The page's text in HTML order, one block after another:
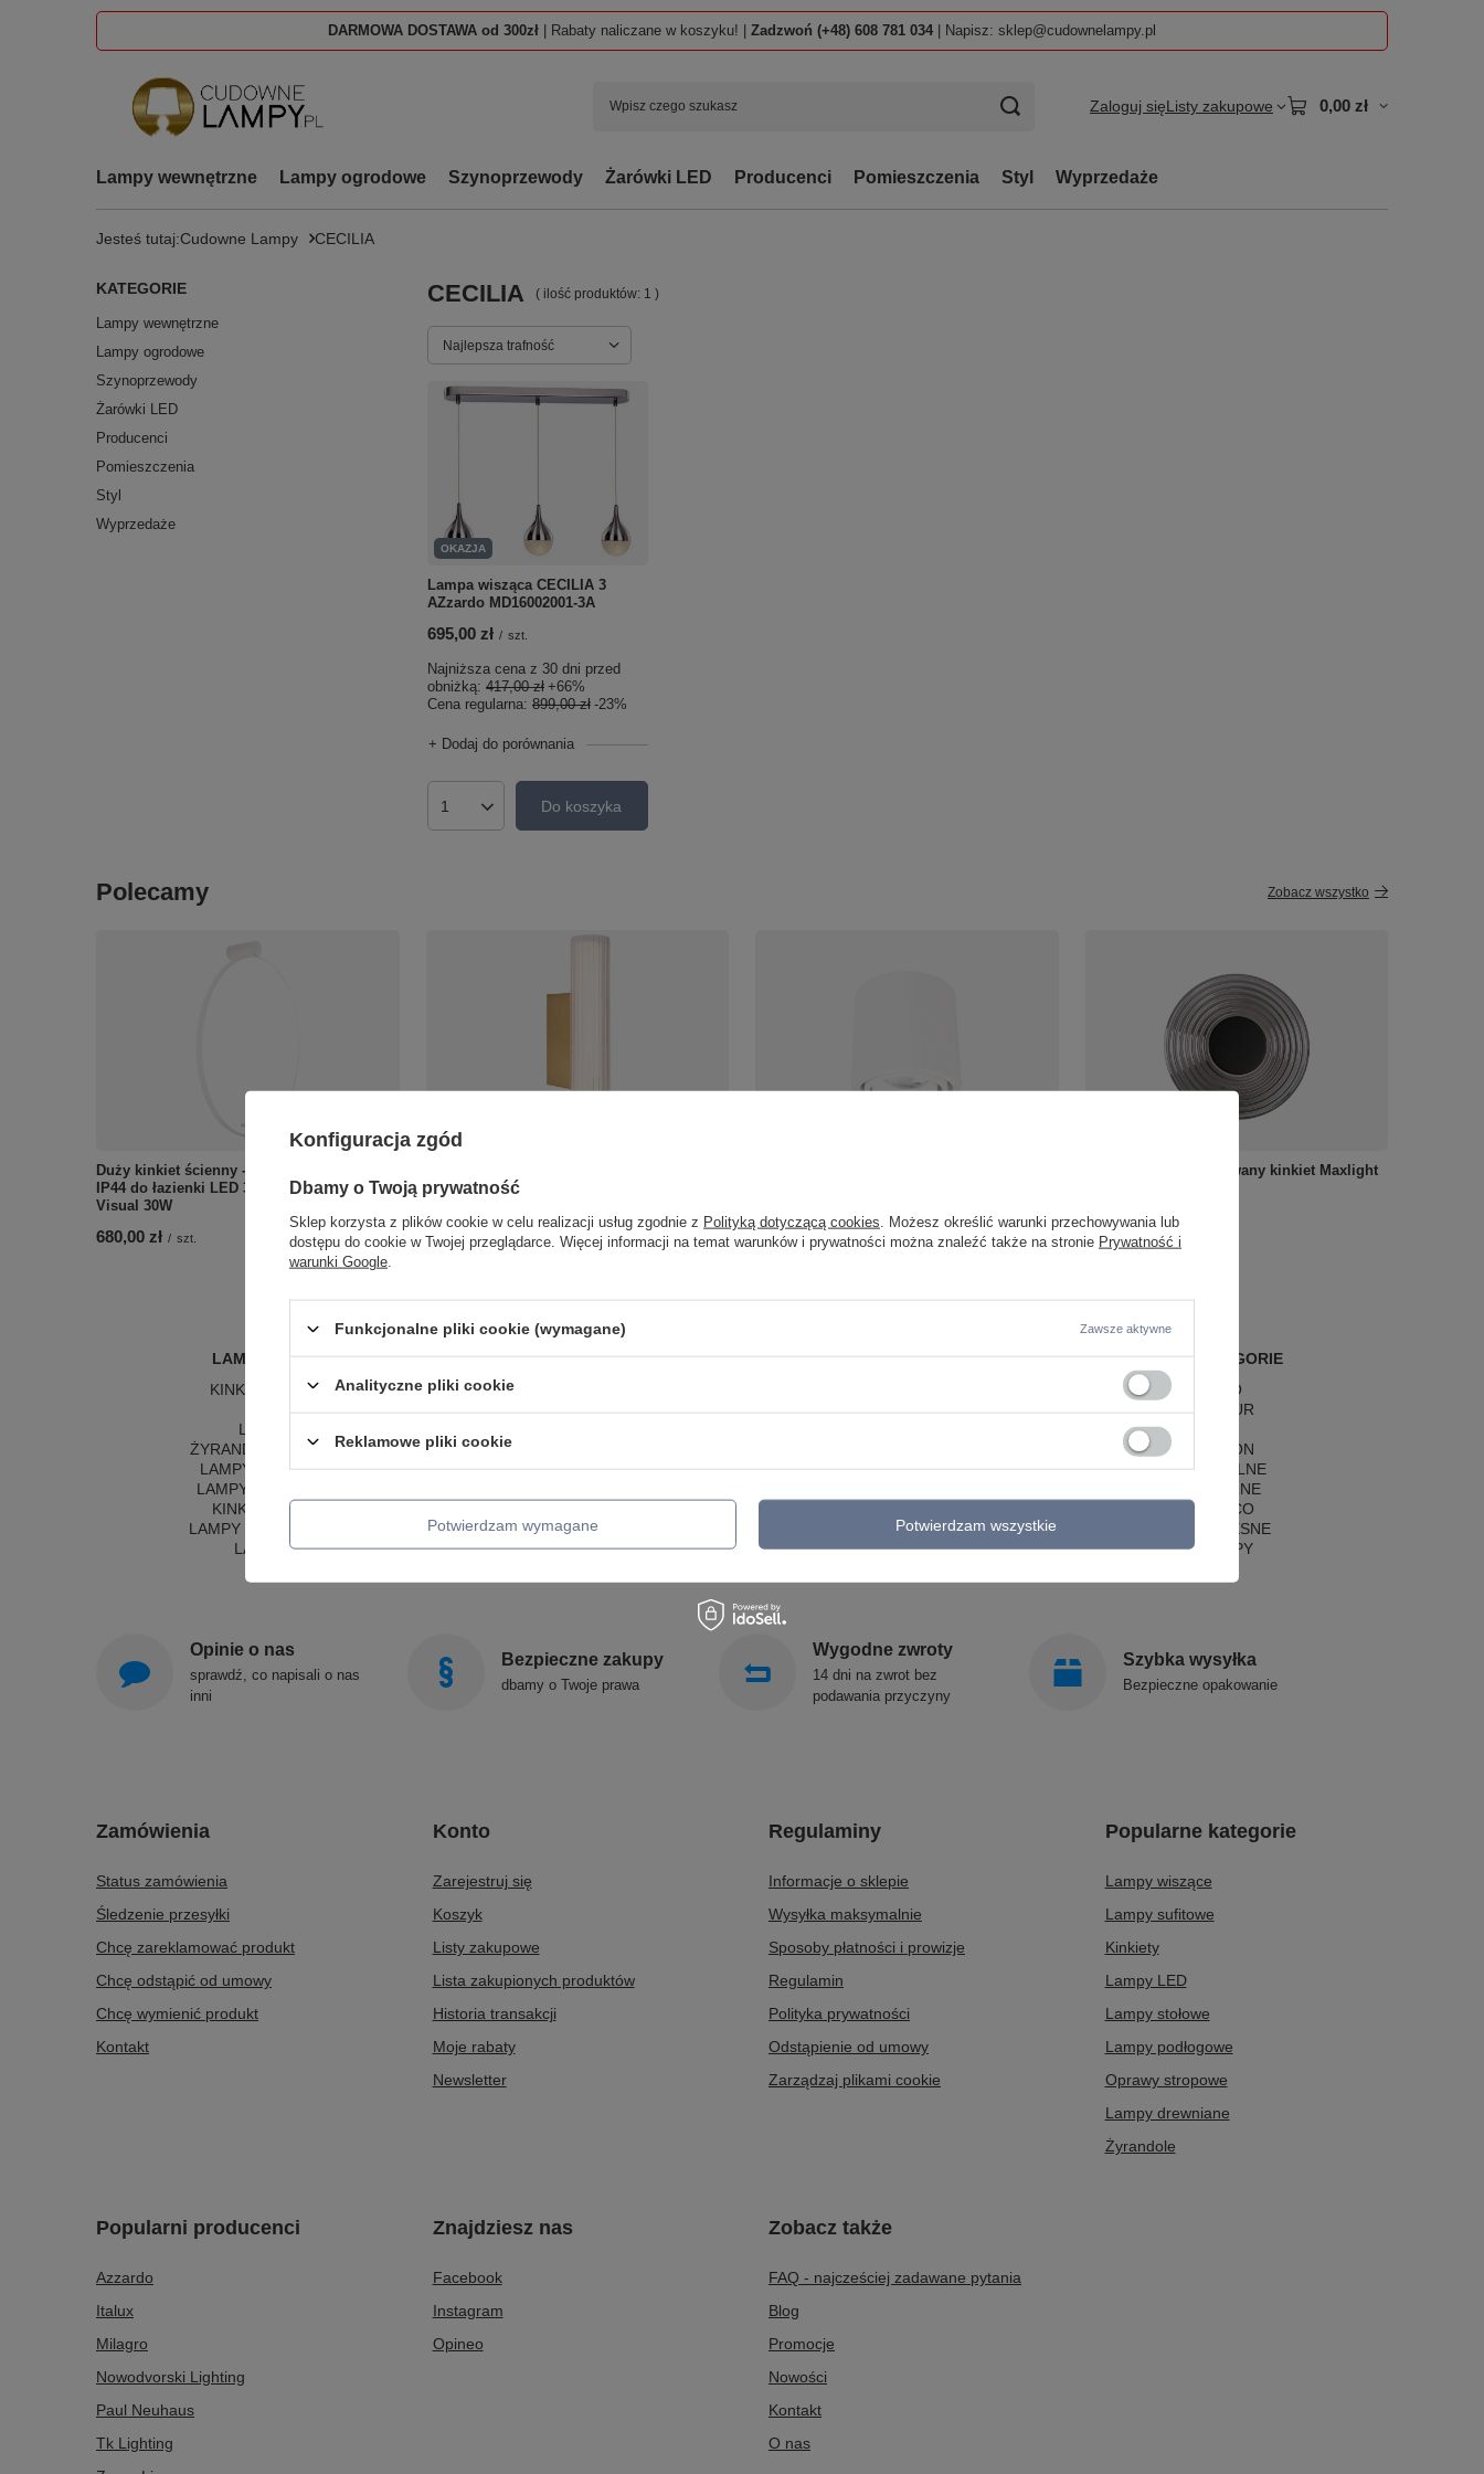
DARMOWA DOSTAWA od 300zł | Rabaty naliczane w koszyku! | Zadzwoń (+48) 608 781 034 | Napisz: sklep@cudownelampy.pl
Zaloguj sięListy zakupowe 0,00 zł
Lampy wewnętrzne Lampy ogrodowe Szynoprzewody Żarówki LED Producenci Pomieszczenia Styl Wyprzedaże
Jesteś tutaj:Cudowne Lampy CECILIA
KATEGORIE
Lampy wewnętrzne
Lampy ogrodowe
Szynoprzewody
Żarówki LED
Producenci
Pomieszczenia
Styl
Wyprzedaże
CECILIA ( ilość produktów: 1 )
Zmień sortowanie
Najlepsza trafność
OKAZJA
Lampa wisząca CECILIA 3
AZzardo MD16002001-3A
695,00 zł / szt.
Najniższa cena z 30 dni przed
obniżką: 417,00 zł +66%
Cena regularna: 899,00 zł -23%
+ Dodaj do porównania
Ilość produktówDo koszyka
Polecamy Zobacz wszystko
Duży kinkiet ścienny - biały pierścień 80cm
IP44 do łazienki LED 3000K Maxlight W0436
Visual 30W
680,00 zł / szt.
3000K IP44 Maxlight W0364 Fayette
689,00 zł / szt. 169,00 zł szt.
Szklany okrągły ryflowany kinkiet Maxlight
299,00 zł szt.
LAMPY WEWNĘTRZNE
KINKIETY NAD LUSTRO
LAMPKI NOCNE
ŻYRANDOLE KRYSZTAŁOWE
LAMPY WISZĄCE CZARNE
LAMPY WISZĄCE - OKRĘGI
KINKIETY DO SYPIALNI
LAMPY SUFITOWE OKRĄGŁE
LAMPY WISZĄCE
LAMPY OGRODOWE - SUFITOWE
KINKIETY OGRODOWE
OŚWIETLENIE SCHODÓW
ALDEX
SOLLUX
POPULARNE KATEGORIE
LAMPY RETRO
LAMPY GLAMOUR
LAMPY BOHO
LAMPY HAMPTON
LAMPY RUSTYKALNE
LAMPY KLASYCZNE
LAMPY ART DECO
LAMPY NOWOCZESNE
STYLOWE LAMPY
Opinie o nas
sprawdź, co napisali o nas
inni
Bezpieczne zakupy
dbamy o Twoje prawa
Wygodne zwroty
14 dni na zwrot bez
podawania przyczyny
Szybka wysyłka
Bezpieczne opakowanie
Zamówienia
Status zamówienia
Śledzenie przesyłki
Chcę zareklamować produkt
Chcę odstąpić od umowy
Chcę wymienić produkt
Kontakt
Konto
Zarejestruj się
Koszyk
Listy zakupowe
Lista zakupionych produktów
Historia transakcji
Moje rabaty
Newsletter
Regulaminy
Informacje o sklepie
Wysyłka maksymalnie
Sposoby płatności i prowizje
Regulamin
Polityka prywatności
Odstąpienie od umowy
Zarządzaj plikami cookie
Popularne kategorie
Lampy wiszące
Lampy sufitowe
Kinkiety
Lampy LED
Lampy stołowe
Lampy podłogowe
Oprawy stropowe
Lampy drewniane
Żyrandole
Popularni producenci
Azzardo
Italux
Milagro
Nowodvorski Lighting
Paul Neuhaus
Tk Lighting
Znajdziesz nas
Facebook
Instagram
Opineo
Zobacz także
FAQ - najcześciej zadawane pytania
Blog
Promocje
Nowości
Kontakt
O nas
Konfiguracja zgód
Dbamy o Twoją prywatność
Sklep korzysta z plików cookie w celu realizacji usług zgodnie z Polityką dotyczącą cookies . Możesz określić warunki przechowywania lub
dostępu do cookie w Twojej przeglądarce. Więcej informacji na temat warunków i prywatności można znaleźć także na stronie Prywatność i
warunki Google
Funkcjonalne pliki cookie (wymagane) Zawsze aktywne
Analityczne pliki cookie
Reklamowe pliki cookie
Potwierdzam wymagane Potwierdzam wszystkie